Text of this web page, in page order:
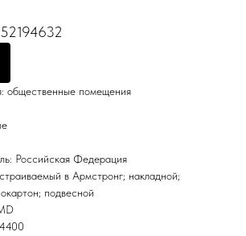
общественные помещения
Российская Федерация
в Армстронг; накладной;
подвесной